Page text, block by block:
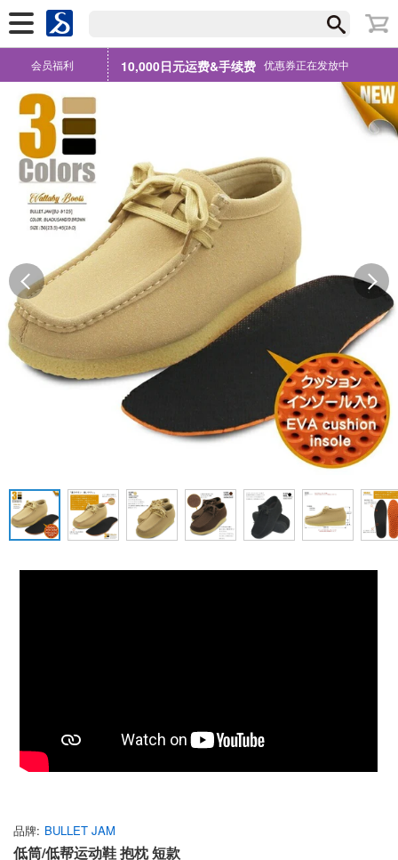
会员福利 10,000日元运费&手续费 优惠券正在发放中
品牌 BULLET JAM
低筒/低帮运动鞋 抱枕 短款